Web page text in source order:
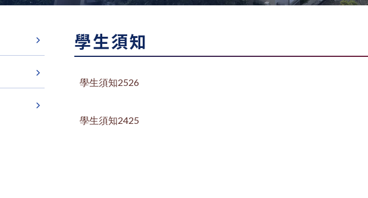
學生須知
學生須知2526
學生須知2425